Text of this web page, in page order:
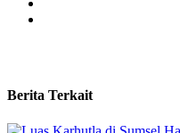
Berita Terkait